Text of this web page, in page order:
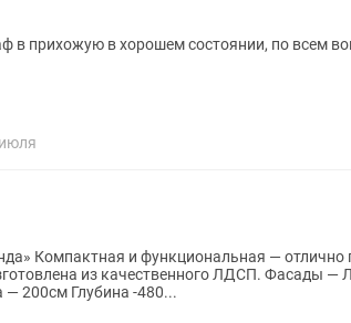
в прихожую в хорошем состоянии, по всем
Компактная и функциональная — отлично
из качественного ЛДСП. Фасады
120 см. Высота — 200см Глубина -480...